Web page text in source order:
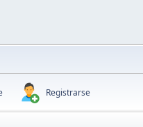
Registrarse